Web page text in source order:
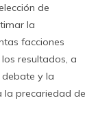
de
la
facciones
resultados, a
y la
la precariedad de